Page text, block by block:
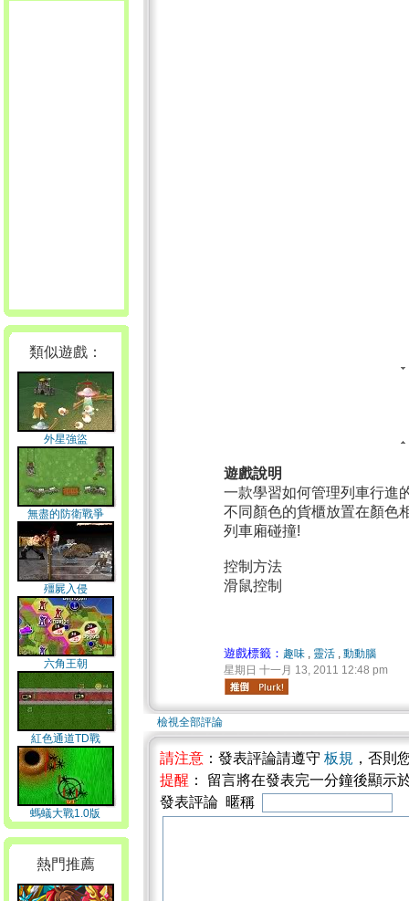
類似遊戲：
外星強盜
無盡的防衛戰爭
殭屍入侵
六角王朝
紅色通道TD戰
螞蟻大戰1.0版
熱門推薦
遊戲說明
一款學習如何管理列車行進
不同顏色的貨櫃放置在顏色
列車廂碰撞!
控制方法
滑鼠控制
遊戲標籤： 趣味 , 靈活 ,動動腦
星期日 十一月 13, 2011 12:48 pm
檢視全部評論
請注意 ：發表評論請遵守 板規 ，否則
提醒 ： 留言將在發表完一分鐘後顯示
發表評論 暱稱